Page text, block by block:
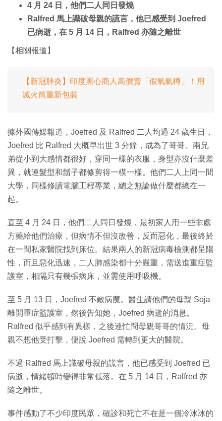
4 月 24 日，他們二人同日發燒
Ralfred 馬上識破母親的謊言，他已感受到 Joefred
已病逝，在 5 月 14 日，Ralfred 亦隨之離世
【相關報道】
【新冠肺炎】印度黑心商人高價賣「假氧氣樽」！用
滅火筒重新包裝
據外國傳媒報道，Joefred 及 Ralfred 二人均過 24 歲生日，
Joefred 比 Ralfred 大概早出世 3 分鐘，成為了哥哥。兩兄
弟從小到大感情都很好，穿同一樣的衣服，身型亦沒什麼差
異，就連髮型和鬍子都修剪得一模一樣。他們二人上同一間
大學，同樣修讀電腦工程專業，總之無論做什麼都總在一
起。
直至 4 月 24 日，他們二人同日發燒，最初家人用一些非處
方藥給他們治療，但病情不但沒改善，反而惡化，最後終於
在一間私家醫院找到床位。結果兩人的新冠病毒檢測都呈陽
性，而且惡化迅速，二人肺感染都十分嚴重，需送進重症監
護室，相隔只有幾張病床，並需使用呼吸機。
至 5 月 13 日，Joefred 不敵病魔。醫生請他們的母親 Soja
離開重症監護室，然後告知她，Joefred 病逝的消息。
Ralfred 似乎感到有異樣，之後連忙問母親哥哥的情況。母
親不想他受打擊，便說 Joefred 需轉到更大的醫院。
不過 Ralfred 馬上識破母親的謊言，他已感受到 Joefred 已
病逝，情緒頓時變得非常低落。在 5 月 14 日，Ralfred 亦
隨之離世。
事件感動了不少印度民眾，確診和死亡不在是一個冷冰冰的